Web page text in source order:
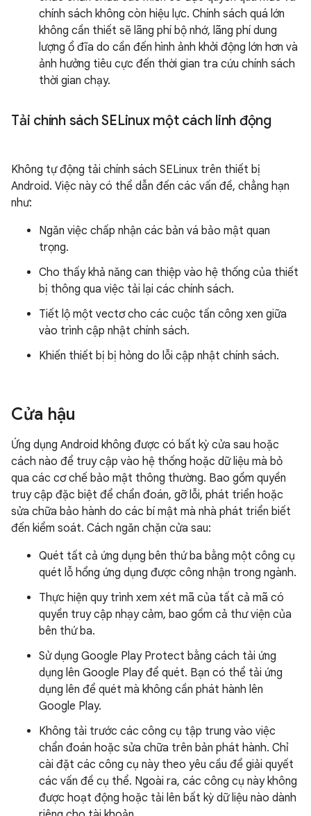
chính sách không còn hiệu lực. Chính sách quá lớn
không cần thiết sẽ lãng phí bộ nhớ, lãng phí dung
lượng ổ đĩa do cần đến hình ảnh khởi động lớn hơn và
ảnh hưởng tiêu cực đến thời gian tra cứu chính sách
thời gian chạy.
Tải chính sách SELinux một cách linh động
Không tự động tải chính sách SELinux trên thiết bị
Android. Việc này có thể dẫn đến các vấn đề, chẳng hạn
như:
Ngăn việc chấp nhận các bản vá bảo mật quan
trọng.
Cho thấy khả năng can thiệp vào hệ thống của thiết
bị thông qua việc tải lại các chính sách.
Tiết lộ một vectơ cho các cuộc tấn công xen giữa
vào trình cập nhật chính sách.
Khiến thiết bị bị hỏng do lỗi cập nhật chính sách.
Cửa hậu
Ứng dụng Android không được có bất kỳ cửa sau hoặc
cách nào để truy cập vào hệ thống hoặc dữ liệu mà bỏ
qua các cơ chế bảo mật thông thường. Bao gồm quyền
truy cập đặc biệt để chẩn đoán, gỡ lỗi, phát triển hoặc
sửa chữa bảo hành do các bí mật mà nhà phát triển biết
đến kiểm soát. Cách ngăn chặn cửa sau:
Quét tất cả ứng dụng bên thứ ba bằng một công cụ
quét lỗ hổng ứng dụng được công nhận trong ngành.
Thực hiện quy trình xem xét mã của tất cả mã có
quyền truy cập nhạy cảm, bao gồm cả thư viện của
bên thứ ba.
Sử dụng Google Play Protect bằng cách tải ứng
dụng lên Google Play để quét. Bạn có thể tải ứng
dụng lên để quét mà không cần phát hành lên
Google Play.
Không tải trước các công cụ tập trung vào việc
chẩn đoán hoặc sửa chữa trên bản phát hành. Chỉ
cài đặt các công cụ này theo yêu cầu để giải quyết
các vấn đề cụ thể. Ngoài ra, các công cụ này không
được hoạt động hoặc tải lên bất kỳ dữ liệu nào dành